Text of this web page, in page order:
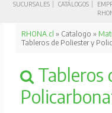
SUCURSALES CATÁLOGOS
RHONA.cl » Catalogo »
Tableros de Poliester y
Tableros